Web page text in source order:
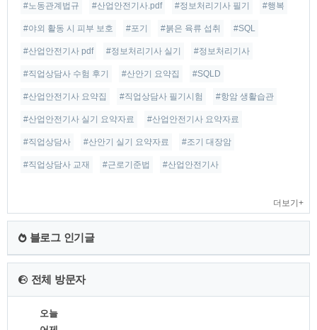
#노동관계법규 #산업안전기사.pdf #정보처리기사 필기 #행복
#야외 활동 시 피부 보호 #포기 #붉은 육류 섭취 #SQL
#산업안전기사 pdf #정보처리기사 실기 #정보처리기사
#직업상담사 수험 후기 #산안기 요약집 #SQLD
#산업안전기사 요약집 #직업상담사 필기시험 #항암 생활습관
#산업안전기사 실기 요약자료 #산업안전기사 요약자료
#직업상담사 #산안기 실기 요약자료 #조기 대장암
#직업상담사 교재 #근로기준법 #산업안전기사
더보기+
블로그 인기글
전체 방문자
오늘